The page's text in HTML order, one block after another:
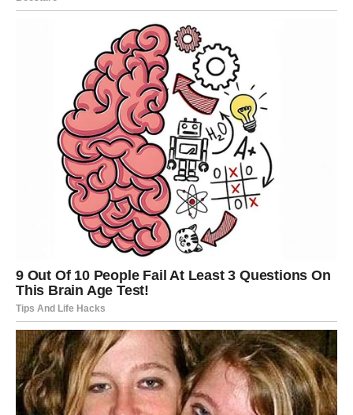
VAGA
Zvijezde vam donose veoma važnu poruku vezanu za
Ako osjećate da nešto nije iskreno ili potpuno jasno,
nemojte ignorisati taj osjećaj.
Srce vam pokušava pokazati istinu
Pred vama su trenuci koje ćete dugo pamtiti.